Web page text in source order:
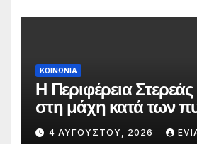
ΚΟΙΝΩΝΙΑ
Η Περιφέρεια
στη μάχη κατά των
Δράσεις και στήριξη
4 ΑΥΓΟΎΣΤΟΥ, 2026